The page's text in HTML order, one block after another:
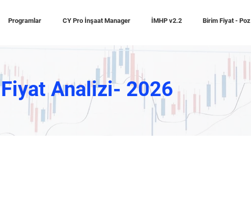
Programlar CY Pro İnşaat Manager İMHP v2.2 Birim Fiyat - Poz
Analizi- 2026